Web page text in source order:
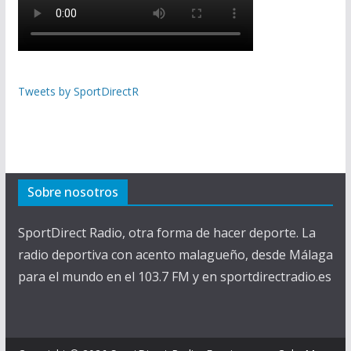
Tweets by SportDirectR
Sobre nosotros
SportDirect Radio, otra forma de hacer deporte. La
radio deportiva con acento malagueño, desde Málaga
para el mundo en el 103.7 FM y en sportdirectradio.es